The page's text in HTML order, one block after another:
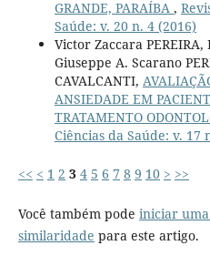
GRANDE, PARAÍBA ,
Saúde: v. 20 n. 4 (2016)
Victor Zaccara PEREIRA,
Giuseppe A. Scarano
CAVALCANTI,
ANSIEDADE EM
TRATAMENTO
Ciências da Saúde: v. 17
<< < 1 2 3 4 5 6 7 8 9 10 > >>
Você também pode iniciar
similaridade para este artigo.